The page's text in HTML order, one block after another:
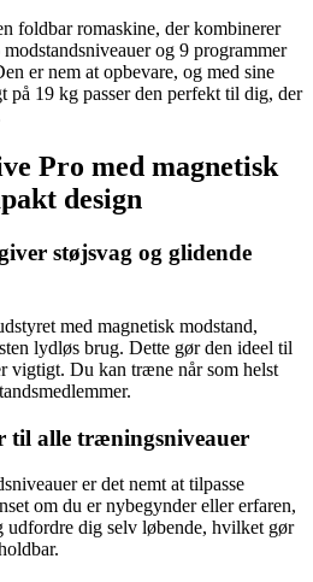
foldbar romaskine, der kombinerer
og 9 programmer
er nem at opbevare, og med sine
19 kg passer den perfekt til dig, der
Pro med magnetisk
design
støjsvag og glidende
med magnetisk modstand,
lydløs brug. Dette gør den ideel til
vigtigt. Du kan træne når som helst
til alle træningsniveauer
er det nemt at tilpasse
om du er nybegynder eller erfaren,
udfordre dig selv løbende, hvilket gør